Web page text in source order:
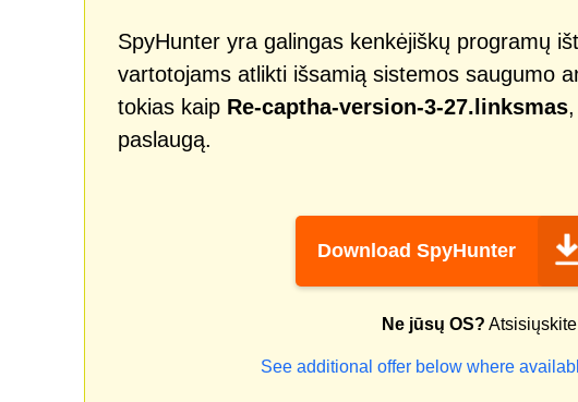
SpyHunter yra galingas kenkėjiškų programų
vartotojams atlikti išsamią sistemos saugumo
tokias kaip Re-captha-version-3-27.linksmas
paslaugą.
Download SpyHunter
Ne jūsų OS? Atsisiųskite
See additional offer below where